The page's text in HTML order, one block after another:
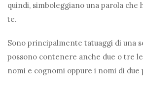
quindi, simboleggiano una parola che
te.
Sono principalmente tatuaggi di una
possono contenere anche due o tre
nomi e cognomi oppure i nomi di due